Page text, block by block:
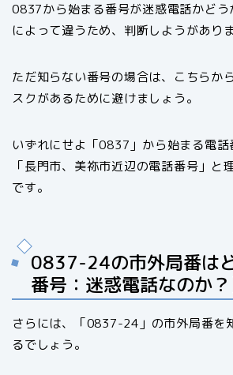
0837から始まる番号が迷惑電話かど
によって違うため、判断しようがありま
ただ知らない番号の場合は、こちらか
スクがあるために避けましょう。
いずれにせよ「0837」から始まる電
「長門市、美祢市近辺の電話番号」と
です。
0837-24の市外局番は
番号：迷惑電話なのか？
さらには、「0837-24」の市外局番を
るでしょう。